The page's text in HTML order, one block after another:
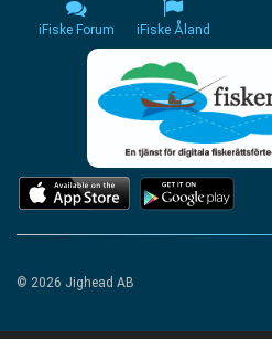
iFiske Forum iFiske Åland
© 2026 Jighead AB